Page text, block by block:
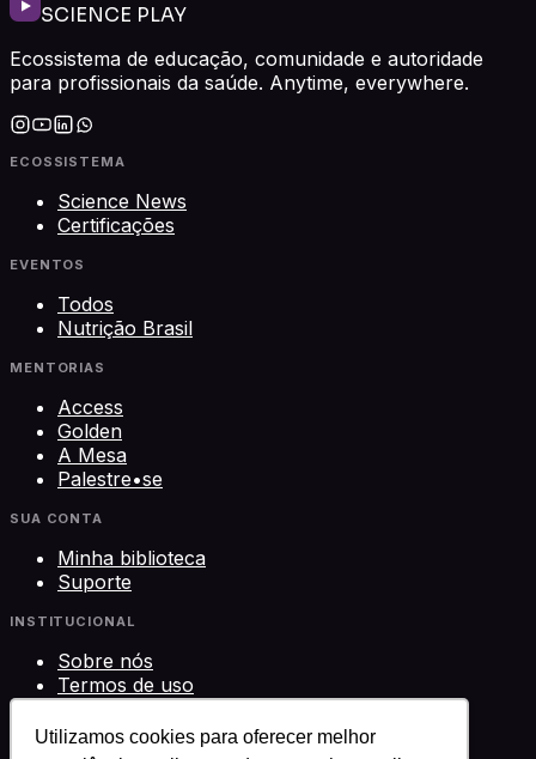
Utilizamos cookies para oferecer melhor
SCIENCE PLAY
Ecossistema de educação, comunidade e autoridade
para profissionais da saúde. Anytime, everywhere.
ECOSSISTEMA
Science News
Certificações
EVENTOS
Todos
Nutrição Brasil
MENTORIAS
Access
Golden
A Mesa
Palestre•se
SUA CONTA
Minha biblioteca
Suporte
INSTITUCIONAL
Sobre nós
Termos de uso
Privacidade
Contato